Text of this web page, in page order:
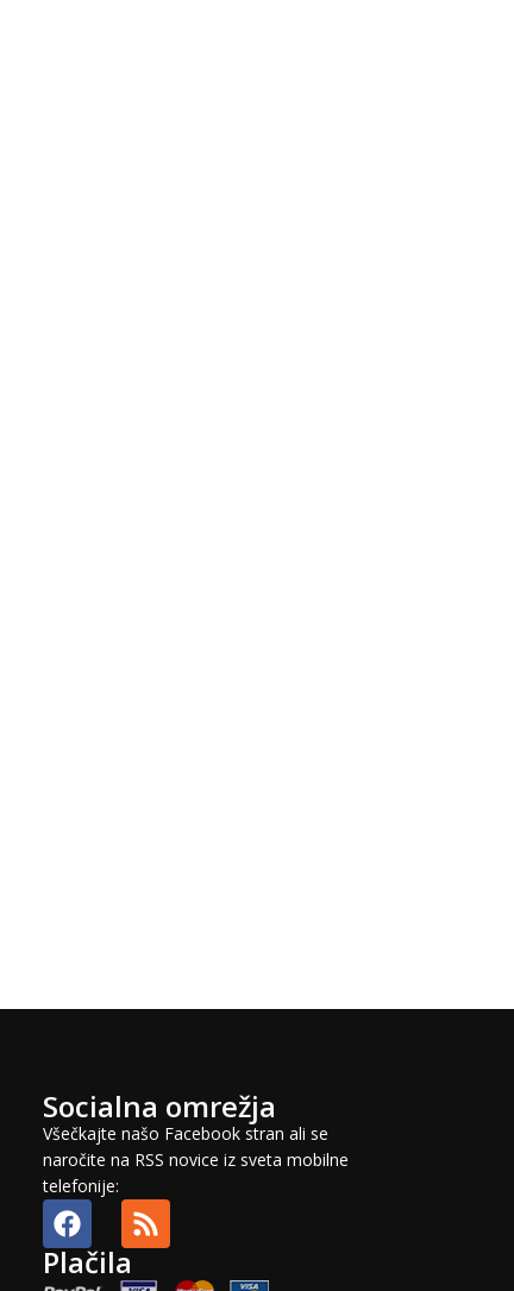
Socialna omrežja
Všečkajte našo Facebook stran ali se
naročite na RSS novice iz sveta mobilne
telefonije:
Plačila